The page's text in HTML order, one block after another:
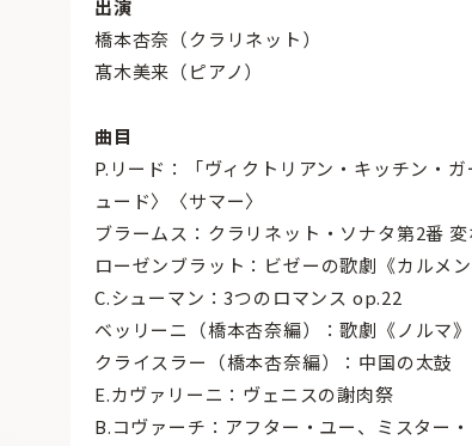
出演
橋本杏奈（クラリネット）
髙木美来（ピアノ）
曲目
P.リード：「ヴィクトリアン・キッチン・
ュード〉〈サマー〉
ブラームス：クラリネット・ソナタ第2番
ローゼンブラット：ビゼーの歌劇《カルメ
C.シューマン：3つのロマンス op.22
ベッリーニ（橋本杏奈編）：歌劇《ノルマ
クライスラー（橋本杏奈編）：中国の太鼓
E.カヴァリーニ：ヴェニスの謝肉祭
B.コヴァーチ：アフター・ユー、ミスター